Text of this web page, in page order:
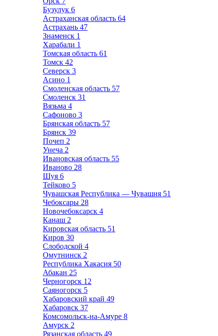
Бузулук 6
Астраханская область 64
Астрахань 47
Знаменск 1
Харабали 1
Томская область 61
Томск 42
Северск 3
Асино 1
Смоленская область 57
Смоленск 31
Вязьма 4
Сафоново 3
Брянская область 57
Брянск 39
Почеп 2
Унеча 2
Ивановская область 55
Иваново 28
Шуя 6
Тейково 5
Чувашская Республика — Чувашия 51
Чебоксары 28
Новочебоксарск 4
Канаш 2
Кировская область 51
Киров 30
Слободской 4
Омутнинск 2
Республика Хакасия 50
Абакан 25
Черногорск 12
Саяногорск 5
Хабаровский край 49
Хабаровск 37
Комсомольск-на-Амуре 8
Амурск 2
Рязанская область 49